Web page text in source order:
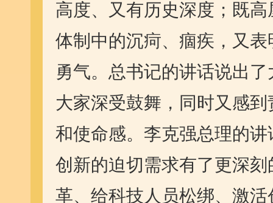
高度、又有历史深度；既
体制中的沉疴、痼疾，又
勇气。总书记的讲话说出
大家深受鼓舞，同时又感
和使命感。李克强总理的
创新的迫切需求有了更深
革、给科技人员松绑、激